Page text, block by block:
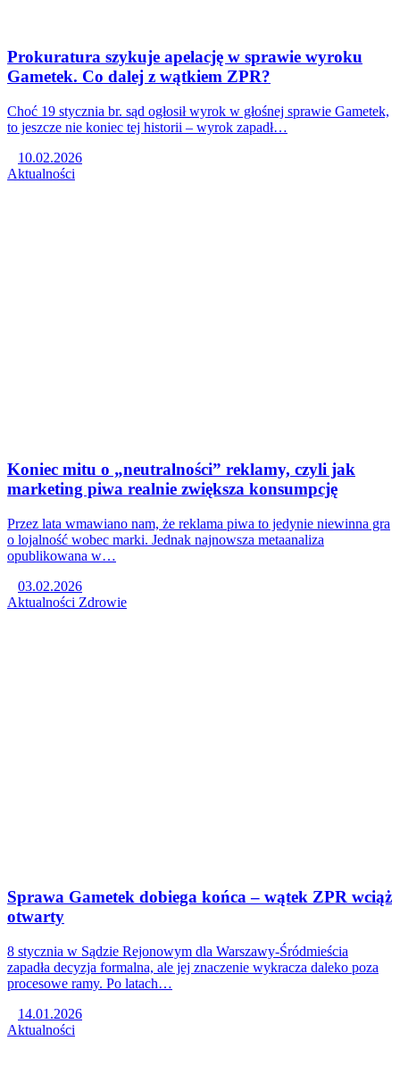
Prokuratura szykuje apelację w sprawie wyroku
Gametek. Co dalej z wątkiem ZPR?
Choć 19 stycznia br. sąd ogłosił wyrok w głośnej sprawie Gametek,
to jeszcze nie koniec tej historii – wyrok zapadł…
10.02.2026
Aktualności
Koniec mitu o „neutralności” reklamy, czyli jak
marketing piwa realnie zwiększa konsumpcję
Przez lata wmawiano nam, że reklama piwa to jedynie niewinna gra
o lojalność wobec marki. Jednak najnowsza metaanaliza
opublikowana w…
03.02.2026
Aktualności Zdrowie
Sprawa Gametek dobiega końca – wątek ZPR wciąż
otwarty
8 stycznia w Sądzie Rejonowym dla Warszawy-Śródmieścia
zapadła decyzja formalna, ale jej znaczenie wykracza daleko poza
procesowe ramy. Po latach…
14.01.2026
Aktualności